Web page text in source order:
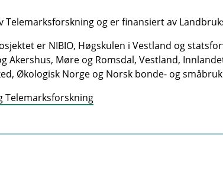
Telemarksforskning og er finansiert av
er NIBIO, Høgskulen i Vestland og
Akershus, Møre og Romsdal, Vestland,
Økologisk Norge og Norsk bonde- og
Telemarksforskning